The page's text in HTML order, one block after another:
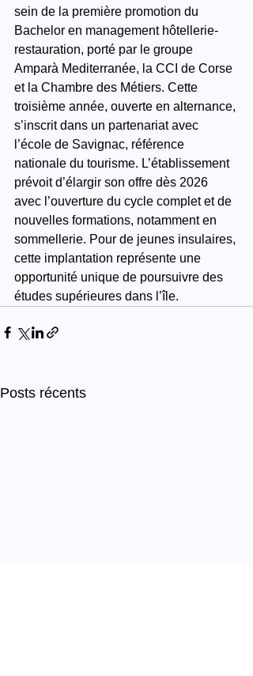
sein de la première promotion du
Bachelor en management hôtellerie-
restauration, porté par le groupe
Amparà Mediterranée, la CCI de Corse
et la Chambre des Métiers. Cette
troisième année, ouverte en alternance,
s’inscrit dans un partenariat avec
l’école de Savignac, référence
nationale du tourisme. L’établissement
prévoit d’élargir son offre dès 2026
avec l’ouverture du cycle complet et de
nouvelles formations, notamment en
sommellerie. Pour de jeunes insulaires,
cette implantation représente une
opportunité unique de poursuivre des
études supérieures dans l’île.
Posts récents